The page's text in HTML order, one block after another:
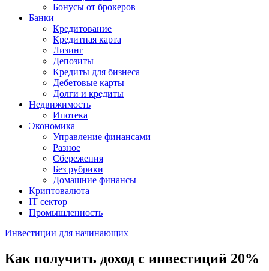
Бонусы от брокеров
Банки
Кредитование
Кредитная карта
Лизинг
Депозиты
Кредиты для бизнеса
Дебетовые карты
Долги и кредиты
Недвижимость
Ипотека
Экономика
Управление финансами
Разное
Сбережения
Без рубрики
Домашние финансы
Криптовалюта
IT сектор
Промышленность
Инвестиции для начинающих
Как получить доход с инвестиций 20%